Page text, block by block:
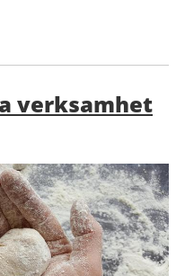
verksamhet